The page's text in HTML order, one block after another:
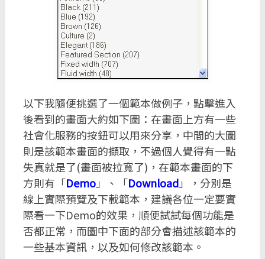
以下我隨便挑選了一個範本做例子，點擊進入
後看到的畫面大約如下圖：在畫面上方有一些
社會化服務的按鈕可以用來分享，中間的大圖
則是該範本畫面的擷取，不過個人覺得有一點
失真就是了(畫面被拉寬了)，在範本畫面的下
方則有「Demo」、「Download」，分別是
線上實際預覽及下載範本，建議各位一定要實
際看一下Demo的效果，順便試試每個功能是
否都正常，而圖中下面的部分會描述該範本的
一些基本資訊，以及如何修改該範本。